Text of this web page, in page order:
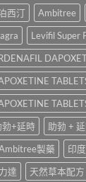
西汀 Ambitree
Levifil Super
勃+延時 助勃 +
製藥
印
達 天然草本配方